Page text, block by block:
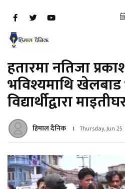
हतारमा नतिजा
भविश्यमाथि
विद्यार्थीद्वारा
हिमाल दैनिक Thursday, Jun 25